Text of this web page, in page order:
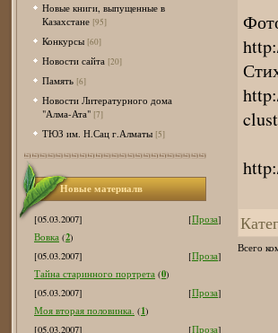
Новые книги, выпущенные в
Казахстане [95]
Конкурсы [60]
Новости сайта [20]
Память [6]
Новости Литературного дома
"Алма-Ата" [7]
ТЮЗ им. Н.Сац г.Алматы [5]
Новые материалв
[05.03.2007] [Проза]
Вовка (2)
[05.03.2007]
[Проза]
Тайна старинного портрета (0)
[05.03.2007]
[Проза]
Моя вторая половинка. (1)
[05.03.2007]
[Проза]
Всего